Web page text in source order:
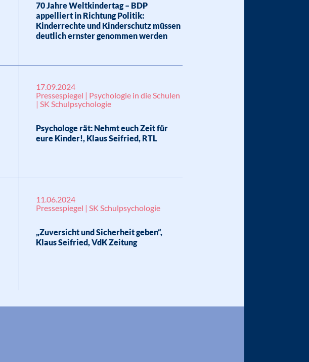
70 Jahre Weltkindertag – BDP
appelliert in Richtung Politik:
Kinderrechte und Kinderschutz müssen
deutlich ernster genommen werden
17.09.2024
Pressespiegel | Psychologie in die Schulen
| SK Schulpsychologie
Psychologe rät: Nehmt euch Zeit für
eure Kinder!, Klaus Seifried, RTL
11.06.2024
Pressespiegel | SK Schulpsychologie
„Zuversicht und Sicherheit geben“,
Klaus Seifried, VdK Zeitung